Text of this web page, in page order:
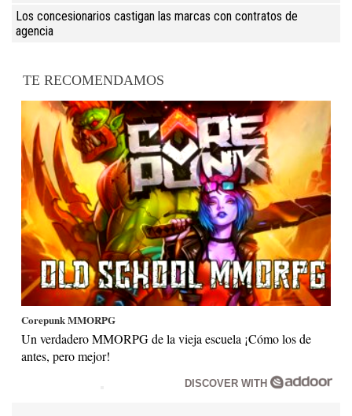
Los concesionarios castigan las marcas con contratos de
agencia
TE RECOMENDAMOS
Corepunk MMORPG
Un verdadero MMORPG de la vieja escuela ¡Cómo los de
antes, pero mejor!
DISCOVER WITH